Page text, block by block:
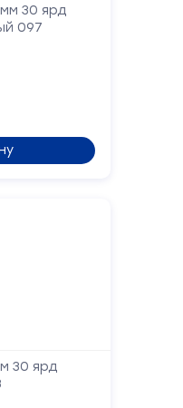
30 ярд
097
30 ярд